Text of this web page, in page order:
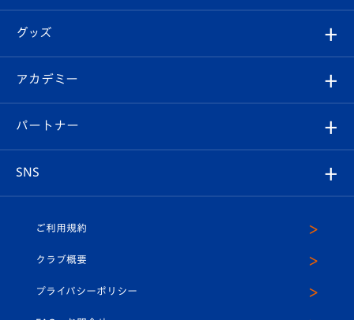
チケット
イベント
メディア
ホームタウン
エンブレム紹介
スタッフプロフィール
マスコット紹介
はじめての観戦ガイド
Revive Team
ヴィヴィくんの長崎おもてなしガイド
フォトギャラリー
スタジアムグルメ
チケット
V-LOVERS（ファンクラブ）
プレイヤーズスイート
グッズ
オンラインショップ
店舗情報
アカデミー
育成からのお知らせ
U-18
パートナー
SNS
ヴィヴィくんインスタグラム
公式LINE＠
ご利用規約
クラブ概要
プライバシーポリシー